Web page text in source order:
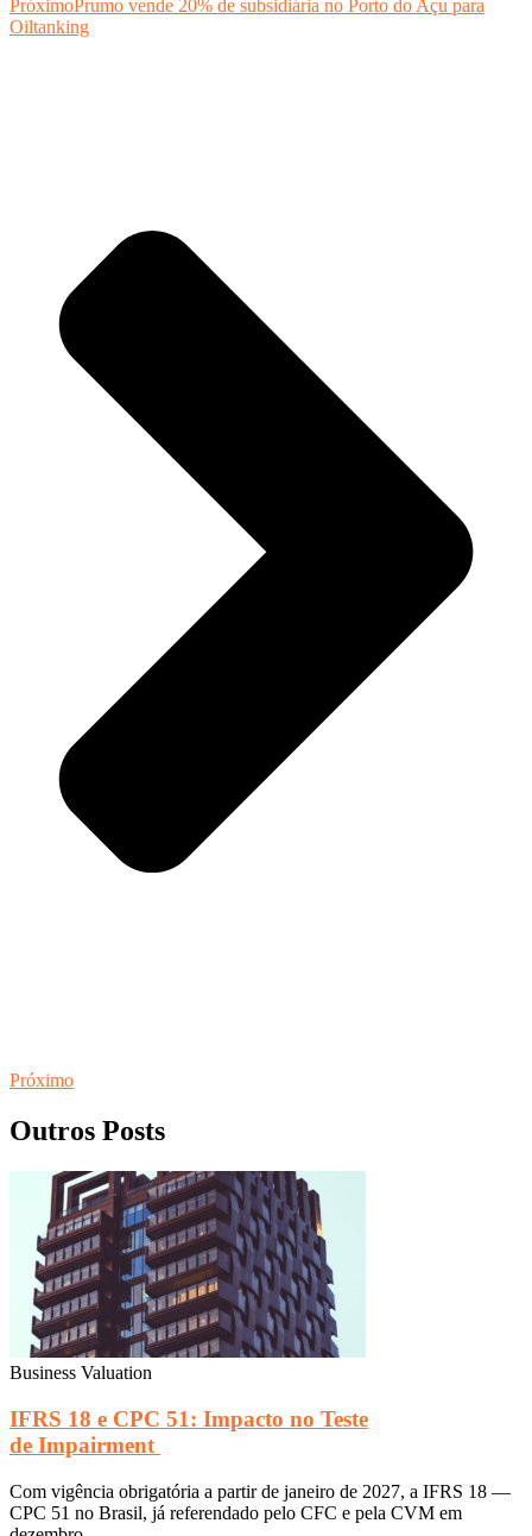
PróximoPrumo vende 20% de subsidiária no Porto do Açu para
Oiltanking
Próximo
Outros Posts
Business Valuation
IFRS 18 e CPC 51: Impacto no Teste
de Impairment
Com vigência obrigatória a partir de janeiro de 2027, a IFRS 18 —
CPC 51 no Brasil, já referendado pelo CFC e pela CVM em